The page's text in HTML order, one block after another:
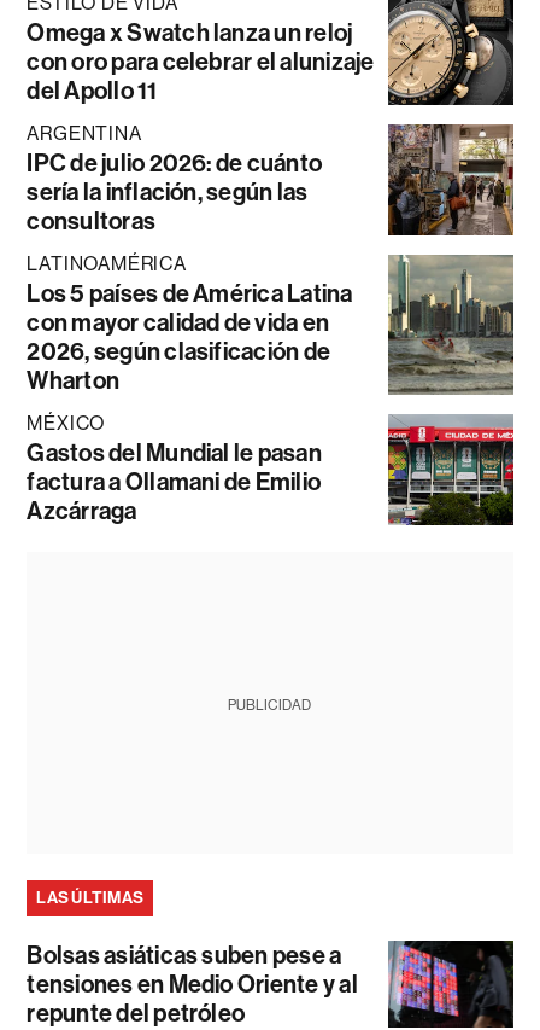
Omega x Swatch lanza un reloj
con oro para celebrar el alunizaje
del Apollo 11
ARGENTINA
IPC de julio 2026: de cuánto
sería la inflación, según las
consultoras
LATINOAMÉRICA
Los 5 países de América Latina
con mayor calidad de vida en
2026, según clasificación de
Wharton
MÉXICO
Gastos del Mundial le pasan
factura a Ollamani de Emilio
Azcárraga
PUBLICIDAD
LAS ÚLTIMAS
Bolsas asiáticas suben pese a
tensiones en Medio Oriente y al
repunte del petróleo